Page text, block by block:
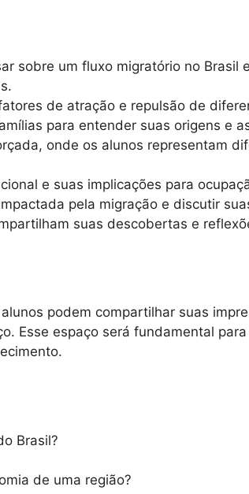
sobre um fluxo migratório no
de atração e repulsão de
para entender suas origens e
onde os alunos representam
e suas implicações para
pela migração e discutir
suas descobertas e
podem compartilhar suas
Esse espaço será fundamental
Brasil?
de uma região?